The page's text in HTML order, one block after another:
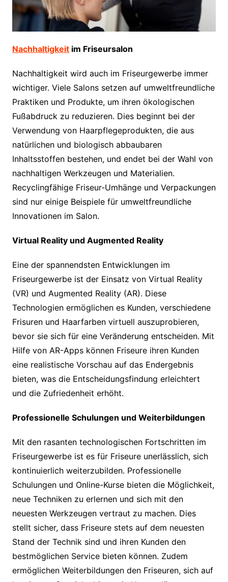
Nachhaltigkeitim Friseursalon
Nachhaltigkeit wird auch im Friseurgewerbe immer
wichtiger. Viele Salons setzen auf umweltfreundliche
Praktiken und Produkte, um ihren ökologischen
Fußabdruck zu reduzieren. Dies beginnt bei der
Verwendung von Haarpflegeprodukten, die aus
natürlichen und biologisch abbaubaren
Inhaltsstoffen bestehen, und endet bei der Wahl von
nachhaltigen Werkzeugen und Materialien.
Recyclingfähige Friseur-Umhänge und Verpackungen
sind nur einige Beispiele für umweltfreundliche
Innovationen im Salon.
Virtual Reality und Augmented Reality
Eine der spannendsten Entwicklungen im
Friseurgewerbe ist der Einsatz von Virtual Reality
(VR) und Augmented Reality (AR). Diese
Technologien ermöglichen es Kunden, verschiedene
Frisuren und Haarfarben virtuell auszuprobieren,
bevor sie sich für eine Veränderung entscheiden. Mit
Hilfe von AR-Apps können Friseure ihren Kunden
eine realistische Vorschau auf das Endergebnis
bieten, was die Entscheidungsfindung erleichtert
und die Zufriedenheit erhöht.
Professionelle Schulungen und Weiterbildungen
Mit den rasanten technologischen Fortschritten im
Friseurgewerbe ist es für Friseure unerlässlich, sich
kontinuierlich weiterzubilden. Professionelle
Schulungen und Online-Kurse bieten die Möglichkeit,
neue Techniken zu erlernen und sich mit den
neuesten Werkzeugen vertraut zu machen. Dies
stellt sicher, dass Friseure stets auf dem neuesten
Stand der Technik sind und ihren Kunden den
bestmöglichen Service bieten können. Zudem
ermöglichen Weiterbildungen den Friseuren, sich auf